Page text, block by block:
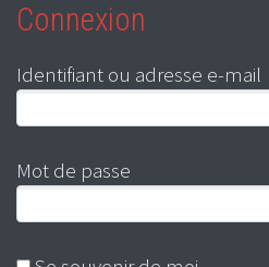
Connexion
Identifiant ou adresse e-mail
Mot de passe